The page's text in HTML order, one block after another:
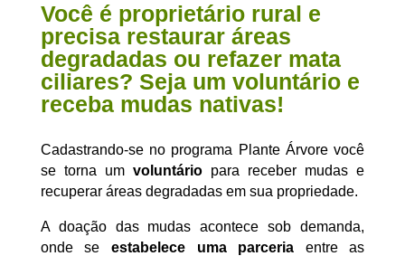
Você é proprietário rural e
precisa restaurar áreas
degradadas ou refazer mata
ciliares? Seja um voluntário e
receba mudas nativas!
Cadastrando-se no programa Plante Árvore você
se torna um voluntáriopara receber mudas e
recuperar áreas degradadas em sua propriedade.
A doação das mudas acontece sob demanda,
onde se estabelece uma parceria entre as